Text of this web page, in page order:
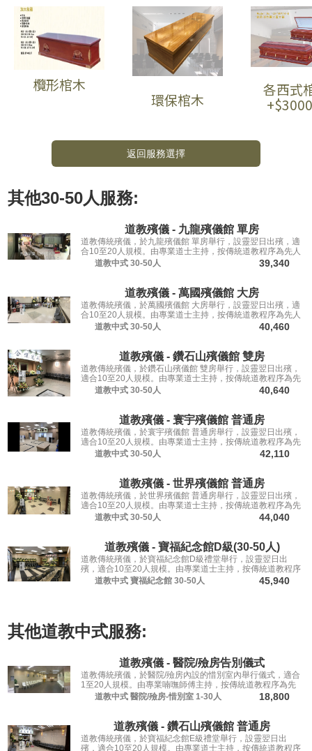
欖形棺木
環保棺木
各西式
返回服務選擇
其他30-50人服務:
道教殯儀 - 九龍殯儀館 單房
道教傳統殯儀，於九龍殯儀館 單房舉行，設靈翌日出殯，適
合10至20人規模。由專業道士主持，按傳統道教程序為先人
送行。道教中式 30-50人 39,340
道教殯儀 - 萬國殯儀館 大房
道教傳統殯儀，於萬國殯儀館 大房舉行，設靈翌日出殯，適
合10至20人規模。由專業道士主持，按傳統道教程序為先人
送行。道教中式 30-50人 40,460
道教殯儀 - 鑽石山殯儀館 雙房
道教傳統殯儀，於鑽石山殯儀館 雙房舉行，設靈翌日出殯，
適合10至20人規模。由專業道士主持，按傳統道教程序為先
人送行。
道教中式 30-50人 40,640
道教殯儀 - 寰宇殯儀館 普通房
道教傳統殯儀，於寰宇殯儀館 普通房舉行，設靈翌日出殯，
適合10至20人規模。由專業道士主持，按傳統道教程序為先
人送行。
道教中式 30-50人 42,110
道教殯儀 - 世界殯儀館 普通房
道教傳統殯儀，於世界殯儀館 普通房舉行，設靈翌日出殯，
適合10至20人規模。由專業道士主持，按傳統道教程序為先
人送行。
道教中式 30-50人 44,040
道教殯儀 - 寶福紀念館D級(30-50人)
道教傳統殯儀，於寶福紀念館D級禮堂舉行，設靈翌日出
殯，適合10至20人規模。由專業道士主持，按傳統道教程序
為先人送行。
道教中式 寶福紀念館 30-50人 45,940
其他道教中式服務:
道教殯儀 - 醫院/殮房告別儀式
道教傳統殯儀，於醫院/殮房內設的惜別室內舉行儀式，適合
1至20人規模。由專業喃嘸師傅主持，按傳統道教程序為先
人送行。
道教中式 醫院/殮房-惜別室 1-30人 18,800
道教殯儀 - 鑽石山殯儀館 普通房
道教傳統殯儀，於寶福紀念館E級禮堂舉行，設靈翌日出
殯，適合10至20人規模。由專業道士主持，按傳統道教程序